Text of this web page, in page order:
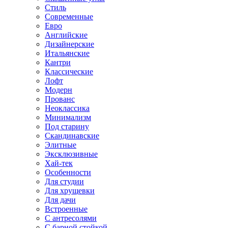
Стиль
Современные
Евро
Английские
Дизайнерские
Итальянские
Кантри
Классические
Лофт
Модерн
Прованс
Неоклассика
Минимализм
Под старину
Скандинавские
Элитные
Эксклюзивные
Хай-тек
Особенности
Для студии
Для хрущевки
Для дачи
Встроенные
С антресолями